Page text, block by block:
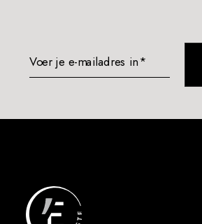
Voer je e-mailadres in*